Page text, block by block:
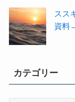
スス
資料
カテゴリー